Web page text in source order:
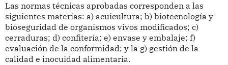
Las normas técnicas aprobadas corresponden a las
siguientes materias: a) acuicultura; b) biotecnología y
bioseguridad de organismos vivos modificados; c)
cerraduras; d) confitería; e) envase y embalaje; f)
evaluación de la conformidad; y la g) gestión de la
calidad e inocuidad alimentaria.